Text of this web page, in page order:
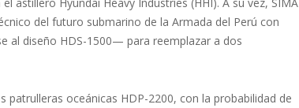
del futuro submarino de la Armada del Perú con
al diseño HDS-1500— para reemplazar a dos
oceánicas HDP-2200, con la probabilidad de